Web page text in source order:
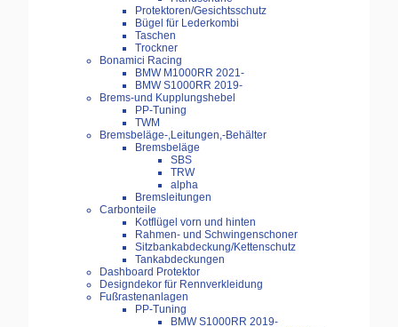
Protektoren/Gesichtsschutz
Bügel für Lederkombi
Taschen
Trockner
Bonamici Racing
BMW M1000RR 2021-
BMW S1000RR 2019-
Brems-und Kupplungshebel
PP-Tuning
TWM
Bremsbeläge-,Leitungen,-Behälter
Bremsbeläge
SBS
TRW
alpha
Bremsleitungen
Carbonteile
Kotflügel vorn und hinten
Rahmen- und Schwingenschoner
Sitzbankabdeckung/Kettenschutz
Tankabdeckungen
Dashboard Protektor
Designdekor für Rennverkleidung
Fußrastenanlagen
PP-Tuning
BMW S1000RR 2019-